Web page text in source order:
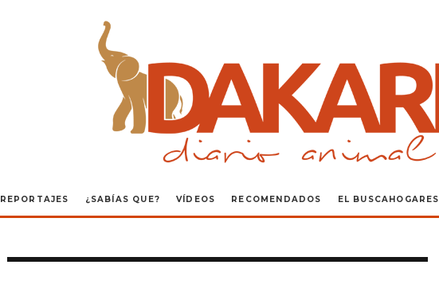
REPORTAJES ¿SABÍAS QUE? VÍDEOS RECOMENDADOS EL BUSCAHOGARES